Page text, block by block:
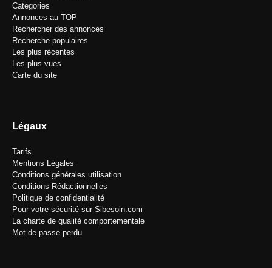
Categories
Annonces au TOP
Rechercher des annonces
Recherche populaires
Les plus récentes
Les plus vues
Carte du site
Légaux
Tarifs
Mentions Légales
Conditions générales utilisation
Conditions Rédactionnelles
Politique de confidentialité
Pour votre sécurité sur Sibesoin.com
La charte de qualité comportementale
Mot de passe perdu